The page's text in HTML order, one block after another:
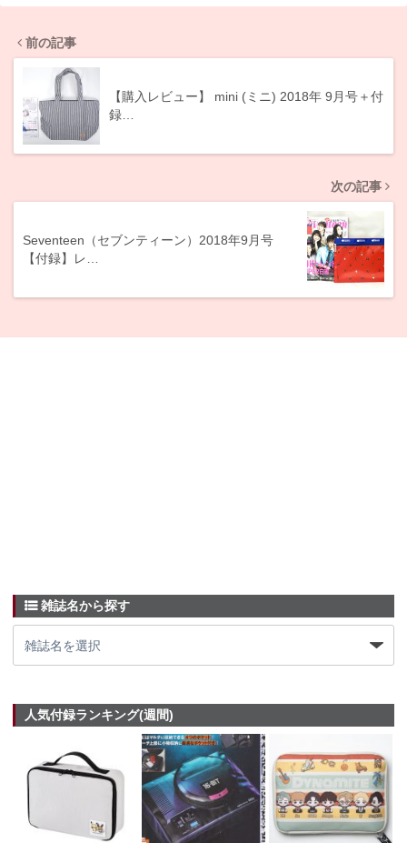
前の記事
【購入レビュー】 mini (ミニ) 2018年 9月号＋付
録…
次の記事
Seventeen（セブンティーン）2018年9月号
【付録】レ…
雑誌名から探す
人気付録ランキング(週間)